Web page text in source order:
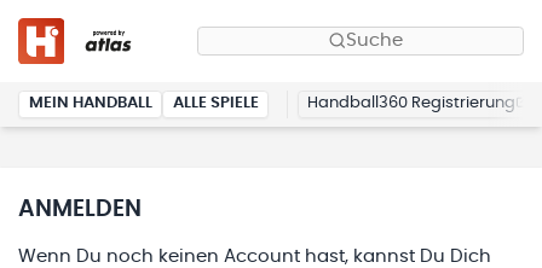
Suche
MEIN HANDBALL ALLE SPIELE Handball360 Registrierung
ANMELDEN
Wenn Du noch keinen Account hast, kannst Du Dich